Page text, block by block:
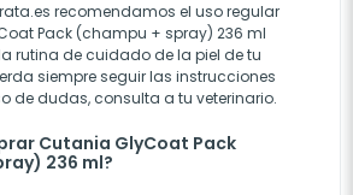
recomendamos el uso regular
Pack (champu + spray) 236 ml
rutina de cuidado de la piel de tu
siempre seguir las instrucciones
de dudas, consulta a tu veterinario.
Cutania GlyCoat Pack
236 ml?